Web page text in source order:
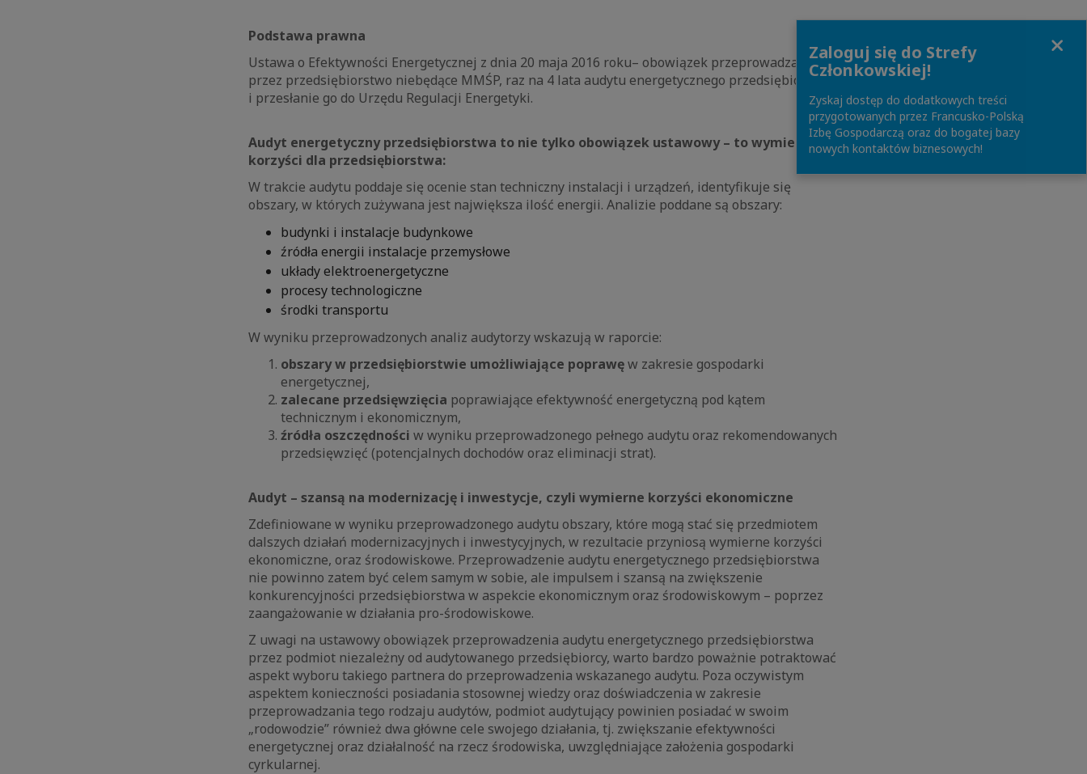
Podstawa prawna
Ustawa o Efektywności Energetycznej z dnia 20 maja 2016 roku– obowiązek przeprowadzania
przez przedsiębiorstwo niebędące MMŚP, raz na 4 lata audytu energetycznego przedsiębiorstwa
i przesłanie go do Urzędu Regulacji Energetyki.
Audyt energetyczny przedsiębiorstwa to nie tylko obowiązek ustawowy – to wymierne
korzyści dla przedsiębiorstwa:
W trakcie audytu poddaje się ocenie stan techniczny instalacji i urządzeń, identyfikuje się
obszary, w których zużywana jest największa ilość energii. Analizie poddane są obszary:
budynki i instalacje budynkowe
źródła energii instalacje przemysłowe
układy elektroenergetyczne
procesy technologiczne
środki transportu
W wyniku przeprowadzonych analiz audytorzy wskazują w raporcie:
obszary w przedsiębiorstwie umożliwiające poprawęw zakresie gospodarki
energetycznej,
zalecane przedsięwzięcia poprawiające efektywność energetyczną pod kątem
technicznym i ekonomicznym,
źródła oszczędności w wyniku przeprowadzonego pełnego audytu oraz rekomendowanych
przedsięwzięć (potencjalnych dochodów oraz eliminacji strat).
Audyt – szansą na modernizację i inwestycje, czyli wymierne korzyści ekonomiczne
Zdefiniowane w wyniku przeprowadzonego audytu obszary, które mogą stać się przedmiotem
dalszych działań modernizacyjnych i inwestycyjnych, w rezultacie przyniosą wymierne korzyści
ekonomiczne, oraz środowiskowe. Przeprowadzenie audytu energetycznego przedsiębiorstwa
nie powinno zatem być celem samym w sobie, ale impulsem i szansą na zwiększenie
konkurencyjności przedsiębiorstwa w aspekcie ekonomicznym oraz środowiskowym – poprzez
zaangażowanie w działania pro-środowiskowe.
Z uwagi na ustawowy obowiązek przeprowadzenia audytu energetycznego przedsiębiorstwa
przez podmiot niezależny od audytowanego przedsiębiorcy, warto bardzo poważnie potraktować
aspekt wyboru takiego partnera do przeprowadzenia wskazanego audytu. Poza oczywistym
aspektem konieczności posiadania stosownej wiedzy oraz doświadczenia w zakresie
przeprowadzania tego rodzaju audytów, podmiot audytujący powinien posiadać w swoim
„rodowodzie” również dwa główne cele swojego działania, tj. zwiększanie efektywności
energetycznej oraz działalność na rzecz środowiska, uwzględniające założenia gospodarki
cyrkularnej.
Zaloguj się do Strefy
Członkowskiej!
Zyskaj dostęp do dodatkowych treści
przygotowanych przez Francusko-Polską
Izbę Gospodarczą oraz do bogatej bazy
nowych kontaktów biznesowych!